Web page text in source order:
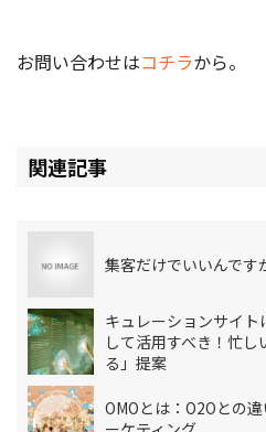
お問い合わせはコチラから。
関連記事
集客だけでいいんです
キュレーションサイト
して活用すべき！忙
る」提案
OMOとは：O2Oとの